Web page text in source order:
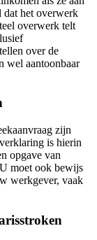
dat het overwerk
overwerk telt
over de
wel aantoonbaar
zijn
is hierin
opgave van
moet ook bewijs
werkgever, vaak